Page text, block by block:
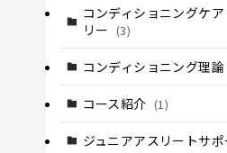
コンディショニングケ
リー (3)
コンディショニング理論
コース紹介 (1)
ジュニアアスリートサポ